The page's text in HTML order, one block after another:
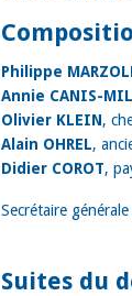
Philippe
Annie CANIS-
Olivier KLEIN,
Alain OHREL,
Didier COROT,
Secrétaire générale
Suites du